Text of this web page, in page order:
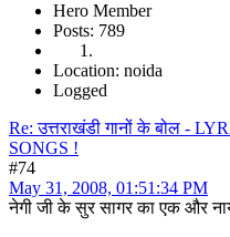
Hero Member
Posts: 789
Location: noida
Logged
Re: उत्तराखंडी गानों के बोल -
SONGS !
#74
May 31, 2008, 01:51:34 PM
नेगी जी के सुर सागर का एक और